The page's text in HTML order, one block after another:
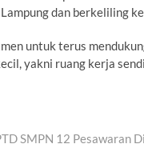
dan berkeliling
untuk terus
yakni ruang kerja
SMPN 12 Pesawaran